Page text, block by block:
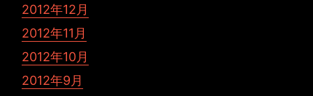
2012年12月
2012年11月
2012年10月
2012年9月